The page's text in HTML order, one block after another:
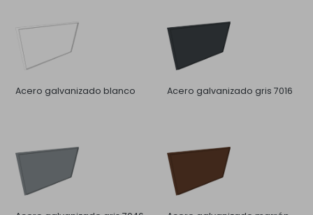
Acero galvanizado blanco Acero galvanizado gris 7016